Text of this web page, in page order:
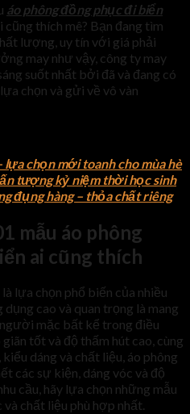
áo phông đồng phục đi biển
cũng thích mê? Bạn đang tìm
lượng, uy tín với giá phải
may như vậy, công ty may
suốt nhất bởi đã và đang có
chọn và gửi về vô vàn
lựa chọn mới toanh cho mùa hè
tượng kỷ niệm thời học sinh
đụng hàng – thỏa chất riêng
mẫu áo phông
ai cũng thích
lựa chọn phổ biến của nhiều
cao và quan trọng là mang
mặc bất kể trong điều
tốt và độ thấm hút cao, cùng
dáng và chất liệu, áo phông
các sự kiện, dáng vóc và độ
cầu, hãy lựa chọn những mẫu
chất liệu phù hợp nhất.